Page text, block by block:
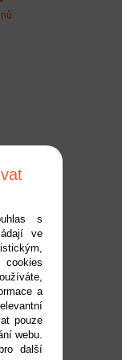
s
ve
a
pouze
webu.
další